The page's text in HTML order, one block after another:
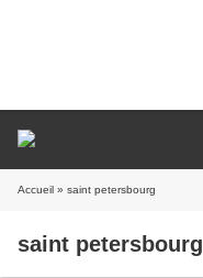
Accueil » saint petersbourg
saint petersbourg